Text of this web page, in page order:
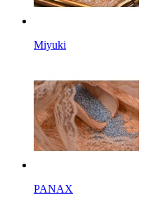
Miyuki
PANAX